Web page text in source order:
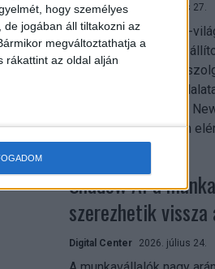
hogy személyes
jogában áll tiltakozni az
megváltoztathatja a
rákattint az oldal alján
Digital Center 2026. július 27.
A 2026-os labdarúgó-
streamingrekordokat
közszolgálati
technológiai
– írja a Broadband TV
az átlagos nézőszám
Shadow AI a
szerezhetik
Digital Center 2026. július 24.